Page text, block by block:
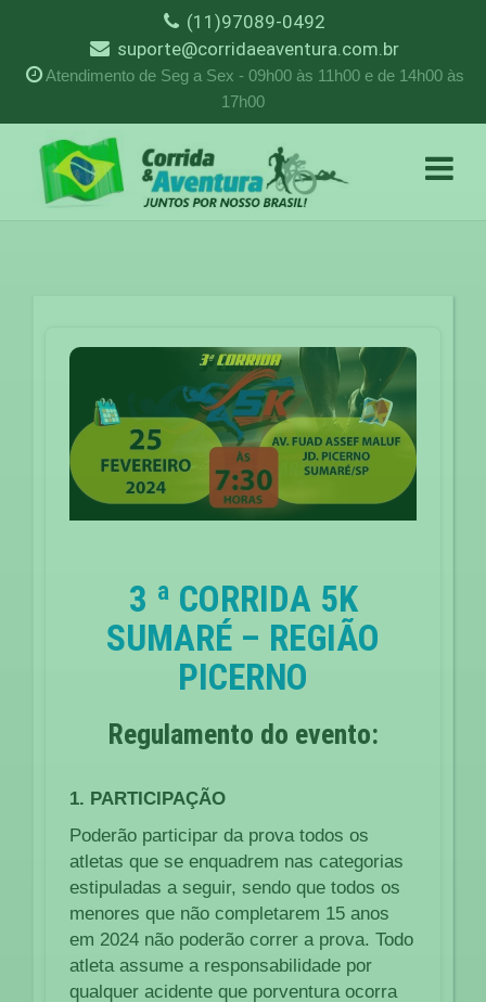
(11)97089-0492
suporte@corridaeaventura.com.br
Atendimento de Seg a Sex - 09h00 às 11h00 e de 14h00 às
17h00
3 ª CORRIDA 5K
SUMARÉ – REGIÃO
PICERNO
Regulamento do evento:
1. PARTICIPAÇÃO
Poderão participar da prova todos os
atletas que se enquadrem nas categorias
estipuladas a seguir, sendo que todos os
menores que não completarem 15 anos
em 2024 não poderão correr a prova. Todo
atleta assume a responsabilidade por
qualquer acidente que porventura ocorra